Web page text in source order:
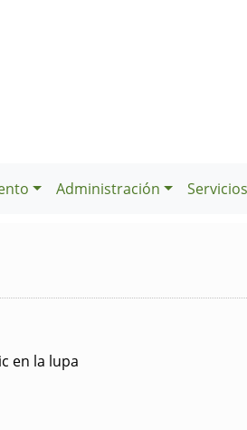
Administración Servicios
en la lupa